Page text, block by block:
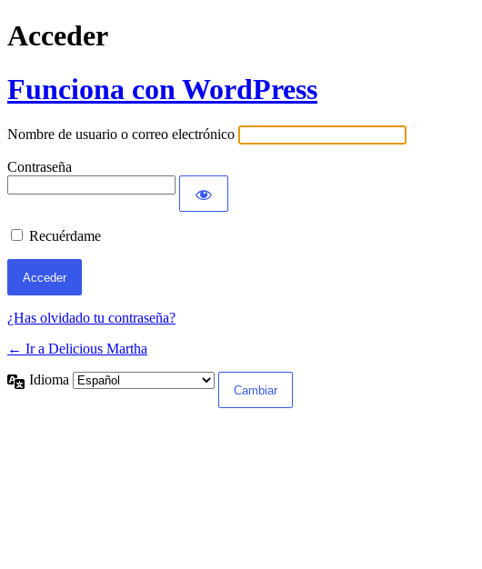
Acceder
Funciona con WordPress
Nombre de usuario o correo electrónico
Contraseña
Recuérdame
¿Has olvidado tu contraseña?
← Ir a Delicious Martha
Idioma